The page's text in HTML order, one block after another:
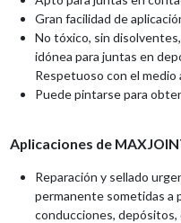
Gran facilidad de
No tóxico, sin
idónea para juntas en
Respetuoso con el medio
Puede pintarse para
Aplicaciones de
Reparación y sellado
permanente sometidas a
conducciones, depósitos,